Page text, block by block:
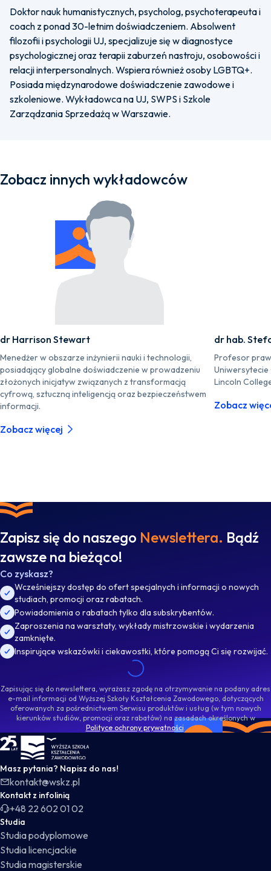
Doktor nauk humanistycznych, psycholog, psychoterapeuta i
coach z ponad 30-letnim doświadczeniem. Absolwent
filozofii i psychologii UJ, specjalizuje się w diagnostyce
psychologicznej oraz terapii zaburzeń nastroju, osobowości i
relacji interpersonalnych. Wspiera również osoby LGBTQ+.
Posiada międzynarodowe doświadczenie zawodowe i
szkoleniowe. Wykładowca na UJ, SWPS i Szkole
Zarządzania Sprzedażą w Warszawie.
Zobacz innych wykładowców
dr Harrison Stewart
Menedżer w obszarze inżynierii nauki i technologii,
posiadający globalne doświadczenie w prowadzeniu
złożonych inicjatyw związanych z transformacją
cyfrową, sztuczną inteligencją oraz bezpieczeństwem
informacji.
Zobacz więcej
dr hab.
Profesor
Lincoln
Zobacz
Zapisz się do naszego Newslettera. Bądź
zawsze na bieżąco!
Co zyskasz?
Wcześniejszy dostęp do ofert specjalnych i informacji o nowych
studiach, promocji oraz rabatach.
Powiadomienia o rabatach tylko dla subskrybentów.
Zaproszenia na warsztaty, wykłady mistrzowskie i wydarzenia
zamknięte.
Inspirujące wskazówki i ciekawostki, które pomogą Ci się rozwijać.
Zapisując się do newslettera, wyrażasz zgodę na otrzymywanie na podany adres
e-mail informacji od Wyższej Szkoły Kształcenia Zawodowego, dotyczących
oferowanych za pośrednictwem Serwisu produktów i usług (w tym nowych
kierunków studiów, promocji oraz rabatów) na zasadach określonych w
Polityce ochrony prywatności.
WSKZ - strona główna
Masz pytania? Napisz do nas!
kontakt@wskz.pl
Kontakt z infolinią
+48 22 602 01 02
Studia
Studia podyplomowe
Studia licencjackie
Studia magisterskie